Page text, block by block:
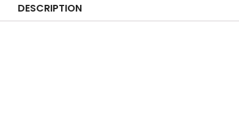
DESCRIPTION